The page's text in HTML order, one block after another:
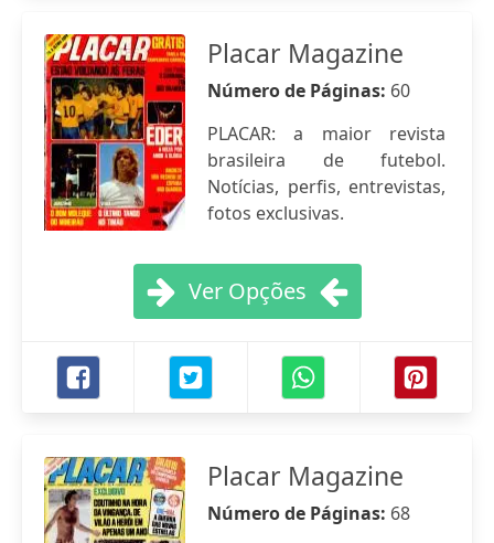
Placar Magazine
Número de Páginas: 60
PLACAR: a maior revista
brasileira de futebol.
Notícias, perfis, entrevistas,
fotos exclusivas.
Ver Opções
Placar Magazine
Número de Páginas: 68